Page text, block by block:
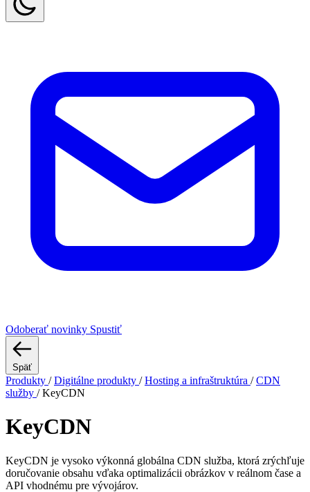
Odoberať novinky Spustiť
Späť
Produkty / Digitálne produkty / Hosting a infraštruktúra / CDN
služby / KeyCDN
KeyCDN
KeyCDN je vysoko výkonná globálna CDN služba, ktorá zrýchľuje
doručovanie obsahu vďaka optimalizácii obrázkov v reálnom čase a
API vhodnému pre vývojárov.